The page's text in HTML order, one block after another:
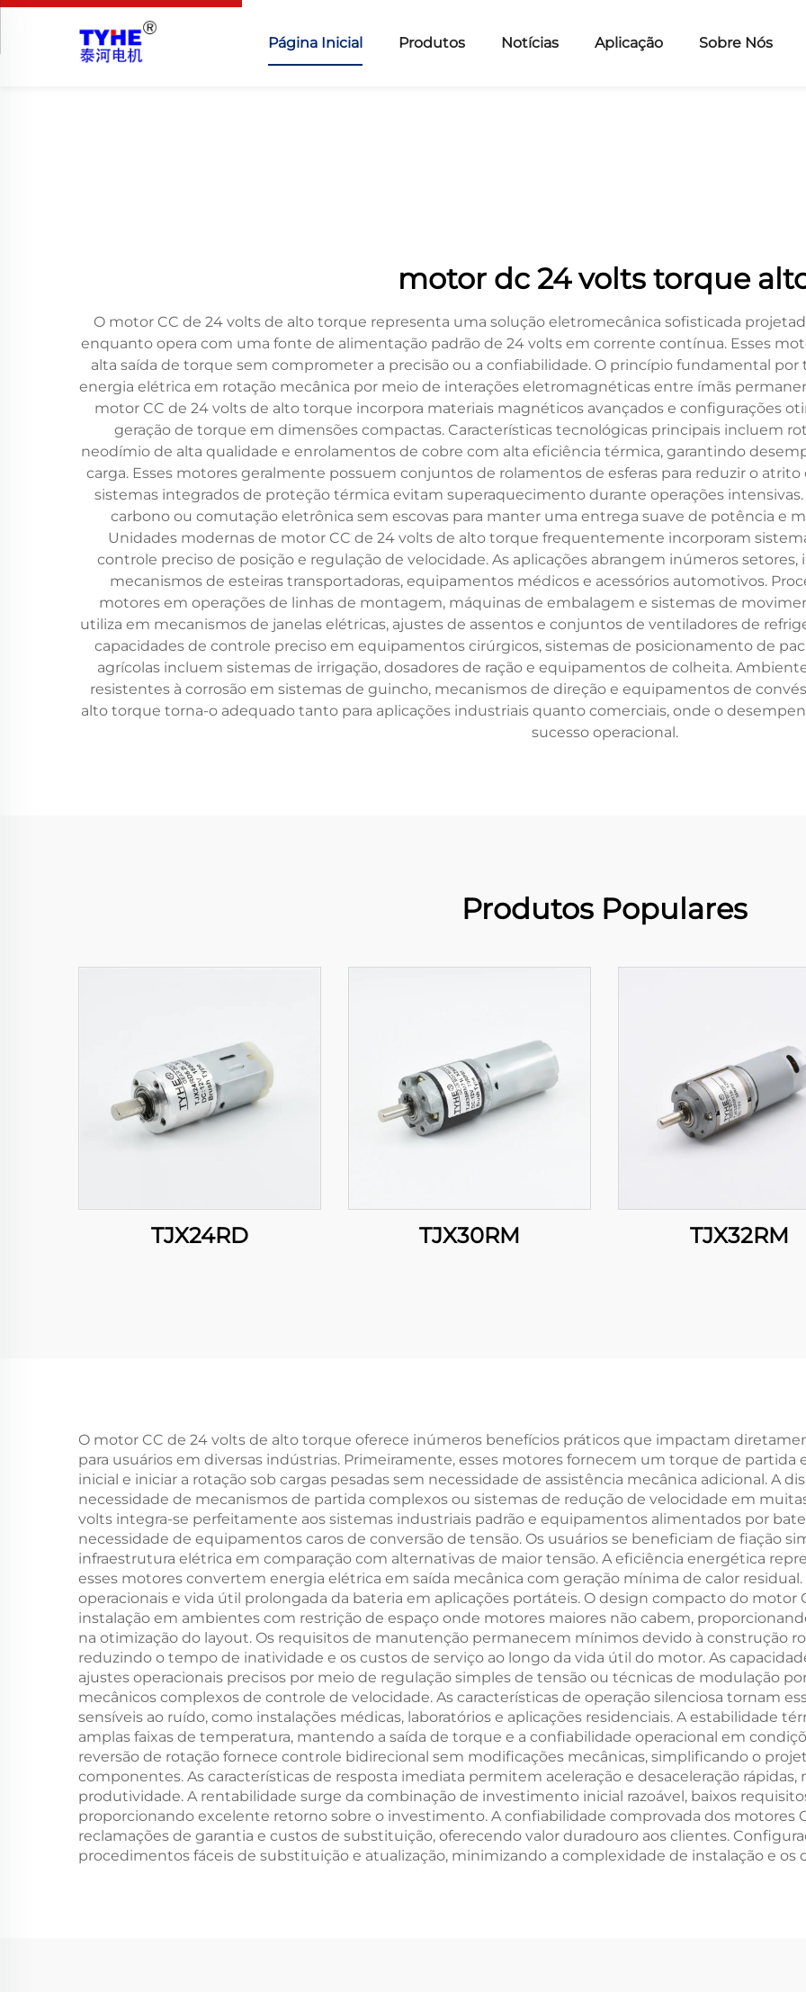
Página Inicial Produtos Notícias Aplicação Sobre Nós
motor dc 24 volts torque
O motor CC de 24 volts de alto torque representa uma solução eletromecânica sofisticada
enquanto opera com uma fonte de alimentação padrão de 24 volts em corrente contínua. Esses
alta saída de torque sem comprometer a precisão ou a confiabilidade. O princípio fundamental por
energia elétrica em rotação mecânica por meio de interações eletromagnéticas entre ímãs
motor CC de 24 volts de alto torque incorpora materiais magnéticos avançados e configurações
geração de torque em dimensões compactas. Características tecnológicas principais incluem
neodímio de alta qualidade e enrolamentos de cobre com alta eficiência térmica, garantindo
carga. Esses motores geralmente possuem conjuntos de rolamentos de esferas para reduzir o
sistemas integrados de proteção térmica evitam superaquecimento durante operações
carbono ou comutação eletrônica sem escovas para manter uma entrega suave de potência e
Unidades modernas de motor CC de 24 volts de alto torque frequentemente incorporam
controle preciso de posição e regulação de velocidade. As aplicações abrangem inúmeros
mecanismos de esteiras transportadoras, equipamentos médicos e acessórios automotivos.
motores em operações de linhas de montagem, máquinas de embalagem e sistemas de
utiliza em mecanismos de janelas elétricas, ajustes de assentos e conjuntos de ventiladores de
capacidades de controle preciso em equipamentos cirúrgicos, sistemas de posicionamento de
agrícolas incluem sistemas de irrigação, dosadores de ração e equipamentos de colheita.
resistentes à corrosão em sistemas de guincho, mecanismos de direção e equipamentos de
alto torque torna-o adequado tanto para aplicações industriais quanto comerciais, onde o
sucesso operacional.
Produtos Populares
TJX24RD TJX30RM TJX32RM
O motor CC de 24 volts de alto torque oferece inúmeros benefícios práticos que impactam
para usuários em diversas indústrias. Primeiramente, esses motores fornecem um torque de partida
inicial e iniciar a rotação sob cargas pesadas sem necessidade de assistência mecânica adicional. A
necessidade de mecanismos de partida complexos ou sistemas de redução de velocidade em
volts integra-se perfeitamente aos sistemas industriais padrão e equipamentos alimentados por
necessidade de equipamentos caros de conversão de tensão. Os usuários se beneficiam de fiação
infraestrutura elétrica em comparação com alternativas de maior tensão. A eficiência energética
esses motores convertem energia elétrica em saída mecânica com geração mínima de calor
operacionais e vida útil prolongada da bateria em aplicações portáteis. O design compacto do
instalação em ambientes com restrição de espaço onde motores maiores não cabem,
na otimização do layout. Os requisitos de manutenção permanecem mínimos devido à construção
reduzindo o tempo de inatividade e os custos de serviço ao longo da vida útil do motor. As
ajustes operacionais precisos por meio de regulação simples de tensão ou técnicas de modulação
mecânicos complexos de controle de velocidade. As características de operação silenciosa tornam
sensíveis ao ruído, como instalações médicas, laboratórios e aplicações residenciais. A estabilidade
amplas faixas de temperatura, mantendo a saída de torque e a confiabilidade operacional em
reversão de rotação fornece controle bidirecional sem modificações mecânicas, simplificando o
componentes. As características de resposta imediata permitem aceleração e desaceleração
produtividade. A rentabilidade surge da combinação de investimento inicial razoável, baixos
proporcionando excelente retorno sobre o investimento. A confiabilidade comprovada dos motores
reclamações de garantia e custos de substituição, oferecendo valor duradouro aos clientes.
procedimentos fáceis de substituição e atualização, minimizando a complexidade de instalação e os